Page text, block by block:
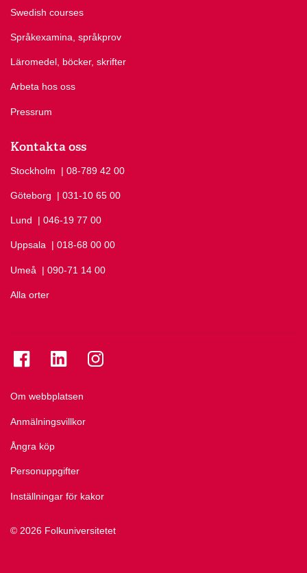
Swedish courses
Språkexamina, språkprov
Läromedel, böcker, skrifter
Arbeta hos oss
Pressrum
Kontakta oss
Stockholm Ring Stockholm på
| 08-789 42 00
Göteborg Ring Göteborg på
| 031-10 65 00
Lund Ring Lund på
| 046-19 77 00
Uppsala Ring Uppsala på
| 018-68 00 00
Umeå Ring Umeå på
| 090-71 14 00
Alla orter
© 2026 Folkuniversitetet
Om webbplatsen
Anmälningsvillkor
Ångra köp
Personuppgifter
Inställningar för kakor
Se folkuniversitetet på Facebook
Se folkuniversitetet på LinkedIn